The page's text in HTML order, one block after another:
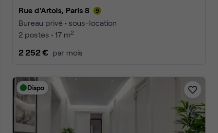
Rue d'Artois, Paris 8
Bureau privé • sous-location
2 postes • 17 m2
2 252 € par mois
Dispo